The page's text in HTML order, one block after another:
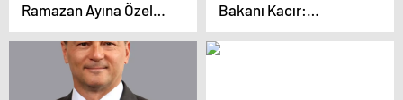
Ramazan Ayına Özel
‘İftarı Beklerken’
Programını Sunuyor
Bakanı Kacır:
“Teknoloji geliştirme
kabiliyeti, ülkelerin